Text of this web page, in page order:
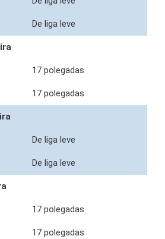
De liga leve
17 polegadas
17 polegadas
De liga leve
De liga leve
17 polegadas
17 polegadas